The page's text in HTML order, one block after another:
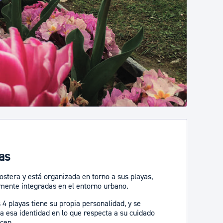
y está organizada en torno a sus playas,
integradas en el entorno urbano.
4 playas tiene su propia personalidad, y se
esa identidad en lo que respecta a su cuidado